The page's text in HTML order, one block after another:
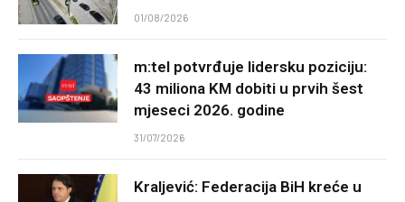
01/08/2026
m:tel potvrđuje lidersku poziciju:
43 miliona KM dobiti u prvih šest
mjeseci 2026. godine
31/07/2026
Kraljević: Federacija BiH kreće u